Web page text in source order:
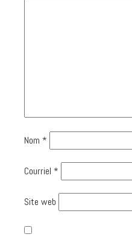
Nom *
Courriel *
Site web